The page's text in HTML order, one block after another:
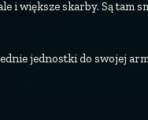
i większe skarby. Są tam
jednostki do swojej